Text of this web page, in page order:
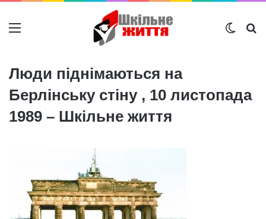
Меню
Люди піднімаються на
Берлінську стіну , 10 листопада
1989 – Шкільне життя